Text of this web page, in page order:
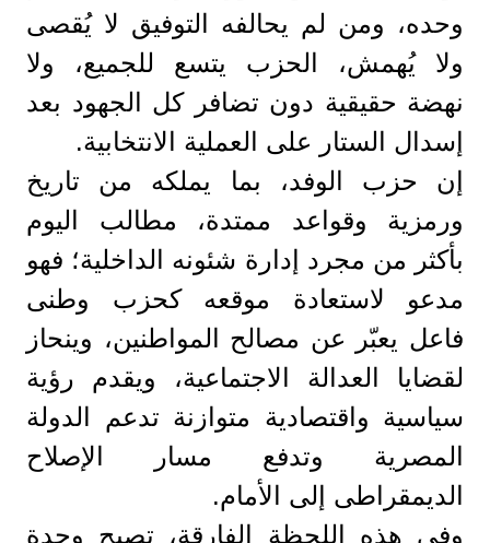
وحده، ومن لم يحالفه التوفيق لا يُقصى
ولا يُهمش، الحزب يتسع للجميع، ولا
نهضة حقيقية دون تضافر كل الجهود بعد
إسدال الستار على العملية الانتخابية.
إن حزب الوفد، بما يملكه من تاريخ
ورمزية وقواعد ممتدة، مطالب اليوم
بأكثر من مجرد إدارة شئونه الداخلية؛ فهو
مدعو لاستعادة موقعه كحزب وطنى
فاعل يعبّر عن مصالح المواطنين، وينحاز
لقضايا العدالة الاجتماعية، ويقدم رؤية
سياسية واقتصادية متوازنة تدعم الدولة
المصرية وتدفع مسار الإصلاح
الديمقراطى إلى الأمام.
وفى هذه اللحظة الفارقة، تصبح وحدة